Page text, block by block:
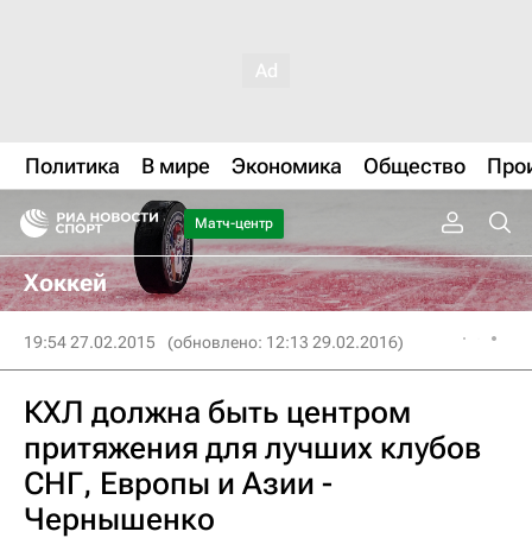
Политика В мире Экономика Общество
Матч-центр
Хоккей
19:54 27.02.2015 (обновлено: 12:13 29.02.2016)
КХЛ должна быть центром
притяжения для лучших клубов
СНГ, Европы и Азии -
Чернышенко